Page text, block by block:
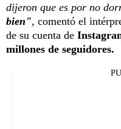
dijeron que es por no
bien", comentó el
de su cuenta de
millones de seguidores.